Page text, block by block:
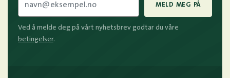
MELD MEG PÅ
Ved å melde deg på vårt nyhetsbrev godtar du våre
betingelser.